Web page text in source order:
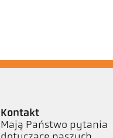
Kontakt
Mają Państwo pytania